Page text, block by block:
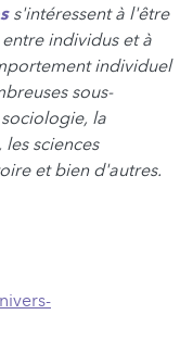
s'intéressent à l'être
individus et à
individuel
sous-
la
sciences
et bien d'autres.